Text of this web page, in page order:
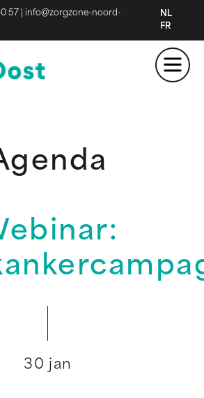
57
info@zorgzone-noord-
NL
FR
30 jan